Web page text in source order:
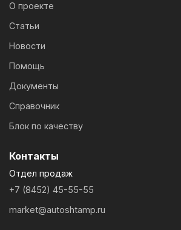
О проекте
Статьи
Новости
Помощь
Документы
Справочник
Блок по качеству
Контакты
Отдел продаж
+7 (8452) 45-55-55
market@autoshtamp.ru